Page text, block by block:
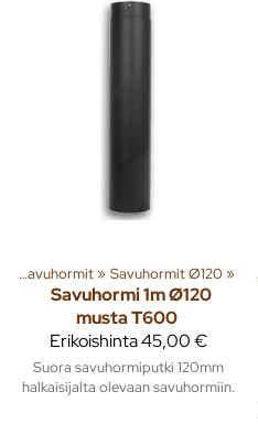
Savuhormit‪» Savuhormit Ø120 ‪»
Savuhormi 1m Ø120
musta T600
Erikoishinta45,00 €
Suora savuhormiputki 120mm
halkaisijalta olevaan savuhormiin.
‪»Lämmitys ‪»Piiput ja tarvikkeet